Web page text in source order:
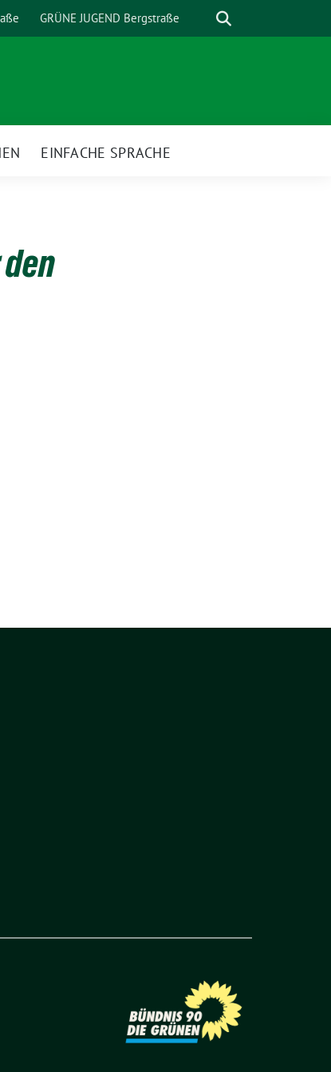
GRÜNE JUGEND Bergstraße Suche
EINFACHE SPRACHE